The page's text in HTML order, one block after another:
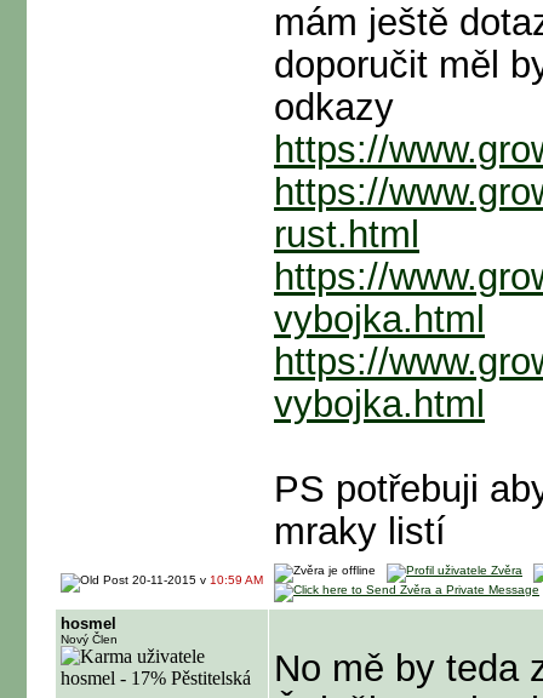
mám ještě
doporučit měl
odkazy
https://
https://
rust.html
https://
vybojka.html
https://
vybojka.html
PS potřebuji
mraky listí
20-11-2015 v 10:59 AM
hosmel
Nový Člen
No mě by teda